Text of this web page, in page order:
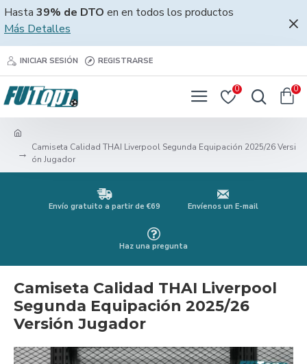
Hasta 39% de DTO en en todos los productos
Más Detalles
INICIAR SESIÓN REGISTRARSE
0 0
Camiseta Calidad THAI Liverpool Segunda Equipación 2025/26 Versi
ón Jugador
Envío gratuito a partir de €69 Envíenos un E-mail
Haz una pregunta
Camiseta Calidad THAI Liverpool
Segunda Equipación 2025/26
Versión Jugador